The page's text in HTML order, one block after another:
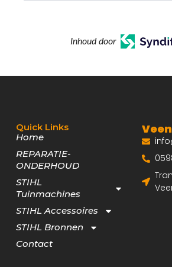
Inhoud door
Quick Links
Home
REPARATIE-
ONDERHOUD
STIHL
Tuinmachines
STIHL Accessoires
STIHL Bronnen
Contact